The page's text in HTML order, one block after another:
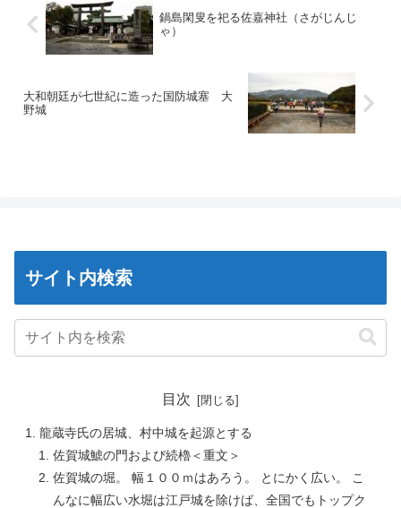
鍋島閑叟を祀る佐嘉神社（さがじんじ
ゃ）
大和朝廷が七世紀に造った国防城塞 大
野城
サイト内検索
目次
龍蔵寺氏の居城、村中城を起源とする
佐賀城鯱の門および続櫓＜重文＞
佐賀城の堀。 幅１００ｍはあろう。 とにかく広い。 こ
んなに幅広い水堀は江戸城を除けば、全国でもトップク